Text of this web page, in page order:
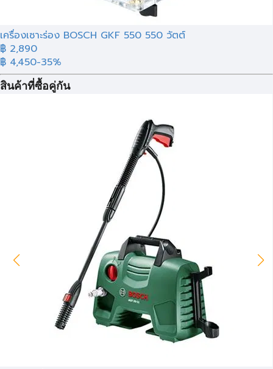
เครื่องเซาะร่อง BOSCH GKF 550 550 วัตต์
฿ 2,890
฿ 4,450-35%
สินค้าที่ซื้อคู่กัน